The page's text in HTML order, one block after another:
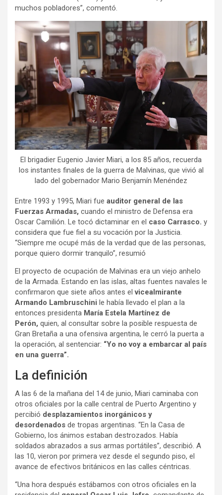
muchos pobladores”, comentó.
El brigadier Eugenio Javier Miari, a los 85 años, recuerda
los instantes finales de la guerra de Malvinas, que vivió al
lado del gobernador Mario Benjamín Menéndez
Entre 1993 y 1995, Miari fue auditor general de las
Fuerzas Armadas, cuando el ministro de Defensa era
Oscar Camilión. Le tocó dictaminar en el caso Carrasco. y
considera que fue fiel a su vocación por la Justicia.
“Siempre me ocupé más de la verdad que de las personas,
porque quiero dormir tranquilo”, resumió
El proyecto de ocupación de Malvinas era un viejo anhelo
de la Armada. Estando en las islas, altas fuentes navales le
confirmaron que siete años antes elvicealmirante
Armando Lambruschini le había llevado el plan a la
entonces presidenta María Estela Martínez de
Perón, quien, al consultar sobre la posible respuesta de
Gran Bretaña a una ofensiva argentina, le cerró la puerta a
la operación, al sentenciar: “Yo no voy a embarcar al país
en una guerra”.
La definición
A las 6 de la mañana del 14 de junio, Miari caminaba con
otros oficiales por la calle central de Puerto Argentino y
percibió desplazamientos inorgánicos y
desordenados de tropas argentinas. “En la Casa de
Gobierno, los ánimos estaban destrozados. Había
soldados abrazados a sus armas portátiles”, describió. A
las 10, vieron por primera vez desde el segundo piso, el
avance de efectivos británicos en las calles céntricas.
“Una hora después estábamos con otros oficiales en la